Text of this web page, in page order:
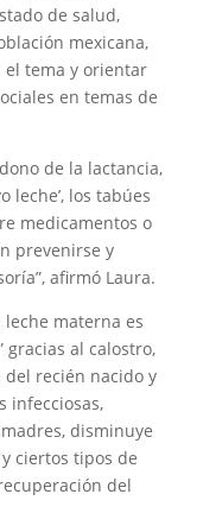
de salud,
mexicana,
el tema y orientar
en temas de
de la lactancia,
leche’, los tabúes
medicamentos o
prevenirse y
afirmó Laura.
materna es
gracias al calostro,
recién nacido y
infecciosas,
disminuye
ciertos tipos de
del